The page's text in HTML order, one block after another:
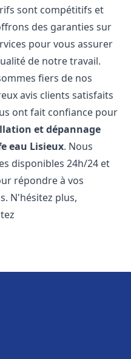
sont compétitifs et
des garanties sur
pour vous assurer
de notre travail.
fiers de nos
avis clients satisfaits
ont fait confiance pour
et dépannage
eau Lisieux. Nous
disponibles 24h/24 et
répondre à vos
N'hésitez plus,